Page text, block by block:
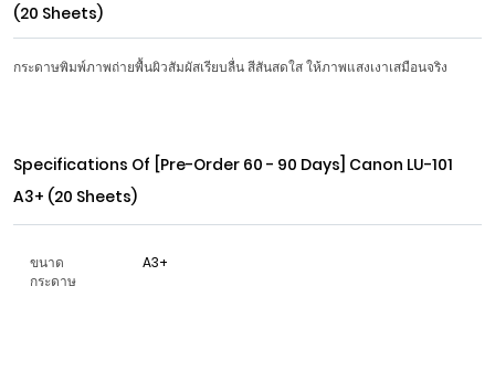
(20 Sheets)
กระดาษพิมพ์ภาพถ่ายพื้นผิวสัมผัสเรียบลื่น สีสันสดใส ให้ภาพแสงเงาเสมือนจริง
Specifications Of [Pre-Order 60 - 90 Days] Canon LU-101
A3+ (20 Sheets)
ขนาด
กระดาษ
A3+